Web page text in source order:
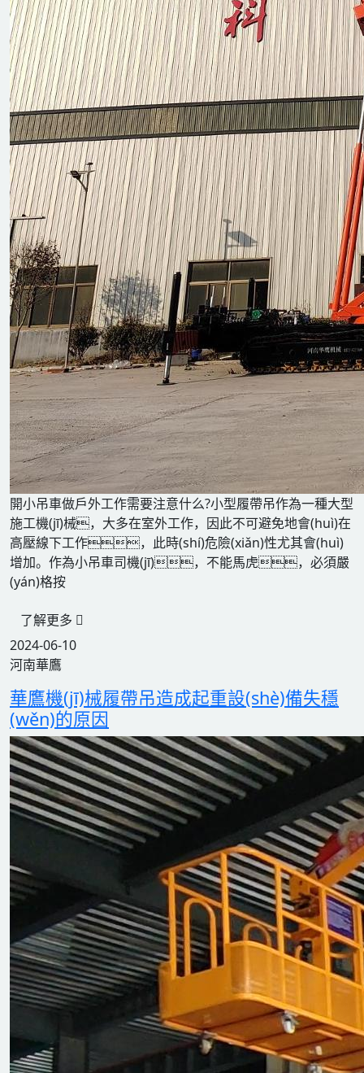
開小吊車做戶外工作需要注意什么?小型履帶吊作為一種大型
施工機(jī)械，大多在室外工作，因此不可避免地會(huì)在
高壓線下工作，此時(shí)危險(xiǎn)性尤其會(huì)
增加。作為小吊車司機(jī)，不能馬虎，必須嚴
(yán)格按
了解更多
2024-06-10
河南華鷹
華鷹機(jī)械履帶吊造成起重設(shè)備失穩
(wěn)的原因